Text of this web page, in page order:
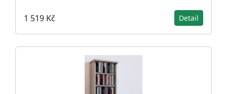
1 519 Kč Detail